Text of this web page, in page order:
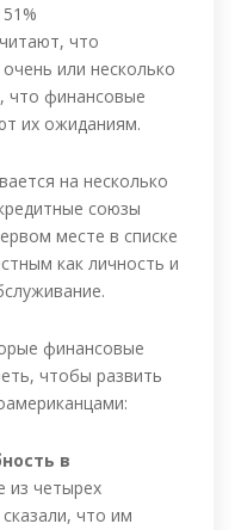
что
или несколько
что финансовые
их ожиданиям.
на несколько
союзы
месте в списке
как личность и
финансовые
чтобы развить
в
из четырех
что им